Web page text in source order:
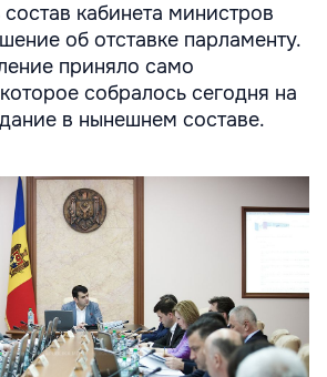
кабинета министров
об отставке парламенту.
приняло само
собралось сегодня на
в нынешнем составе.